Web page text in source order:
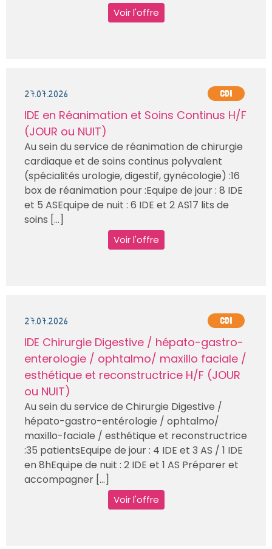
Voir l'offre
27.07.2026 CDI
IDE en Réanimation et Soins Continus H/F
(JOUR ou NUIT)
Au sein du service de réanimation de chirurgie
cardiaque et de soins continus polyvalent
(spécialités urologie, digestif, gynécologie) :16
box de réanimation pour :Equipe de jour : 8 IDE
et 5 ASEquipe de nuit : 6 IDE et 2 AS17 lits de
soins [...]
Voir l'offre
27.07.2026 CDI
IDE Chirurgie Digestive / hépato-gastro-
enterologie / ophtalmo/ maxillo faciale /
esthétique et reconstructrice H/F (JOUR
ou NUIT)
Au sein du service de Chirurgie Digestive /
hépato-gastro-entérologie / ophtalmo/
maxillo-faciale / esthétique et reconstructrice
:35 patientsEquipe de jour : 4 IDE et 3 AS / 1 IDE
en 8hEquipe de nuit : 2 IDE et 1 AS Préparer et
accompagner [...]
Voir l'offre